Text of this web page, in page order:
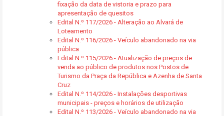
fixação da data de vistoria e prazo para
apresentação de quesitos
Edital N.º 117/2026 - Alteração ao Alvará de
Loteamento
Edital N.º 116/2026 - Veículo abandonado na via
pública
Edital N.º 115/2026 - Atualização de preços de
venda ao público de produtos nos Postos de
Turismo da Praça da República e Azenha de Santa
Cruz
Edital N.º 114/2026 - Instalações desportivas
municipais - preços e horários de utilização
Edital N.º 113/2026 - Veículo abandonado na via